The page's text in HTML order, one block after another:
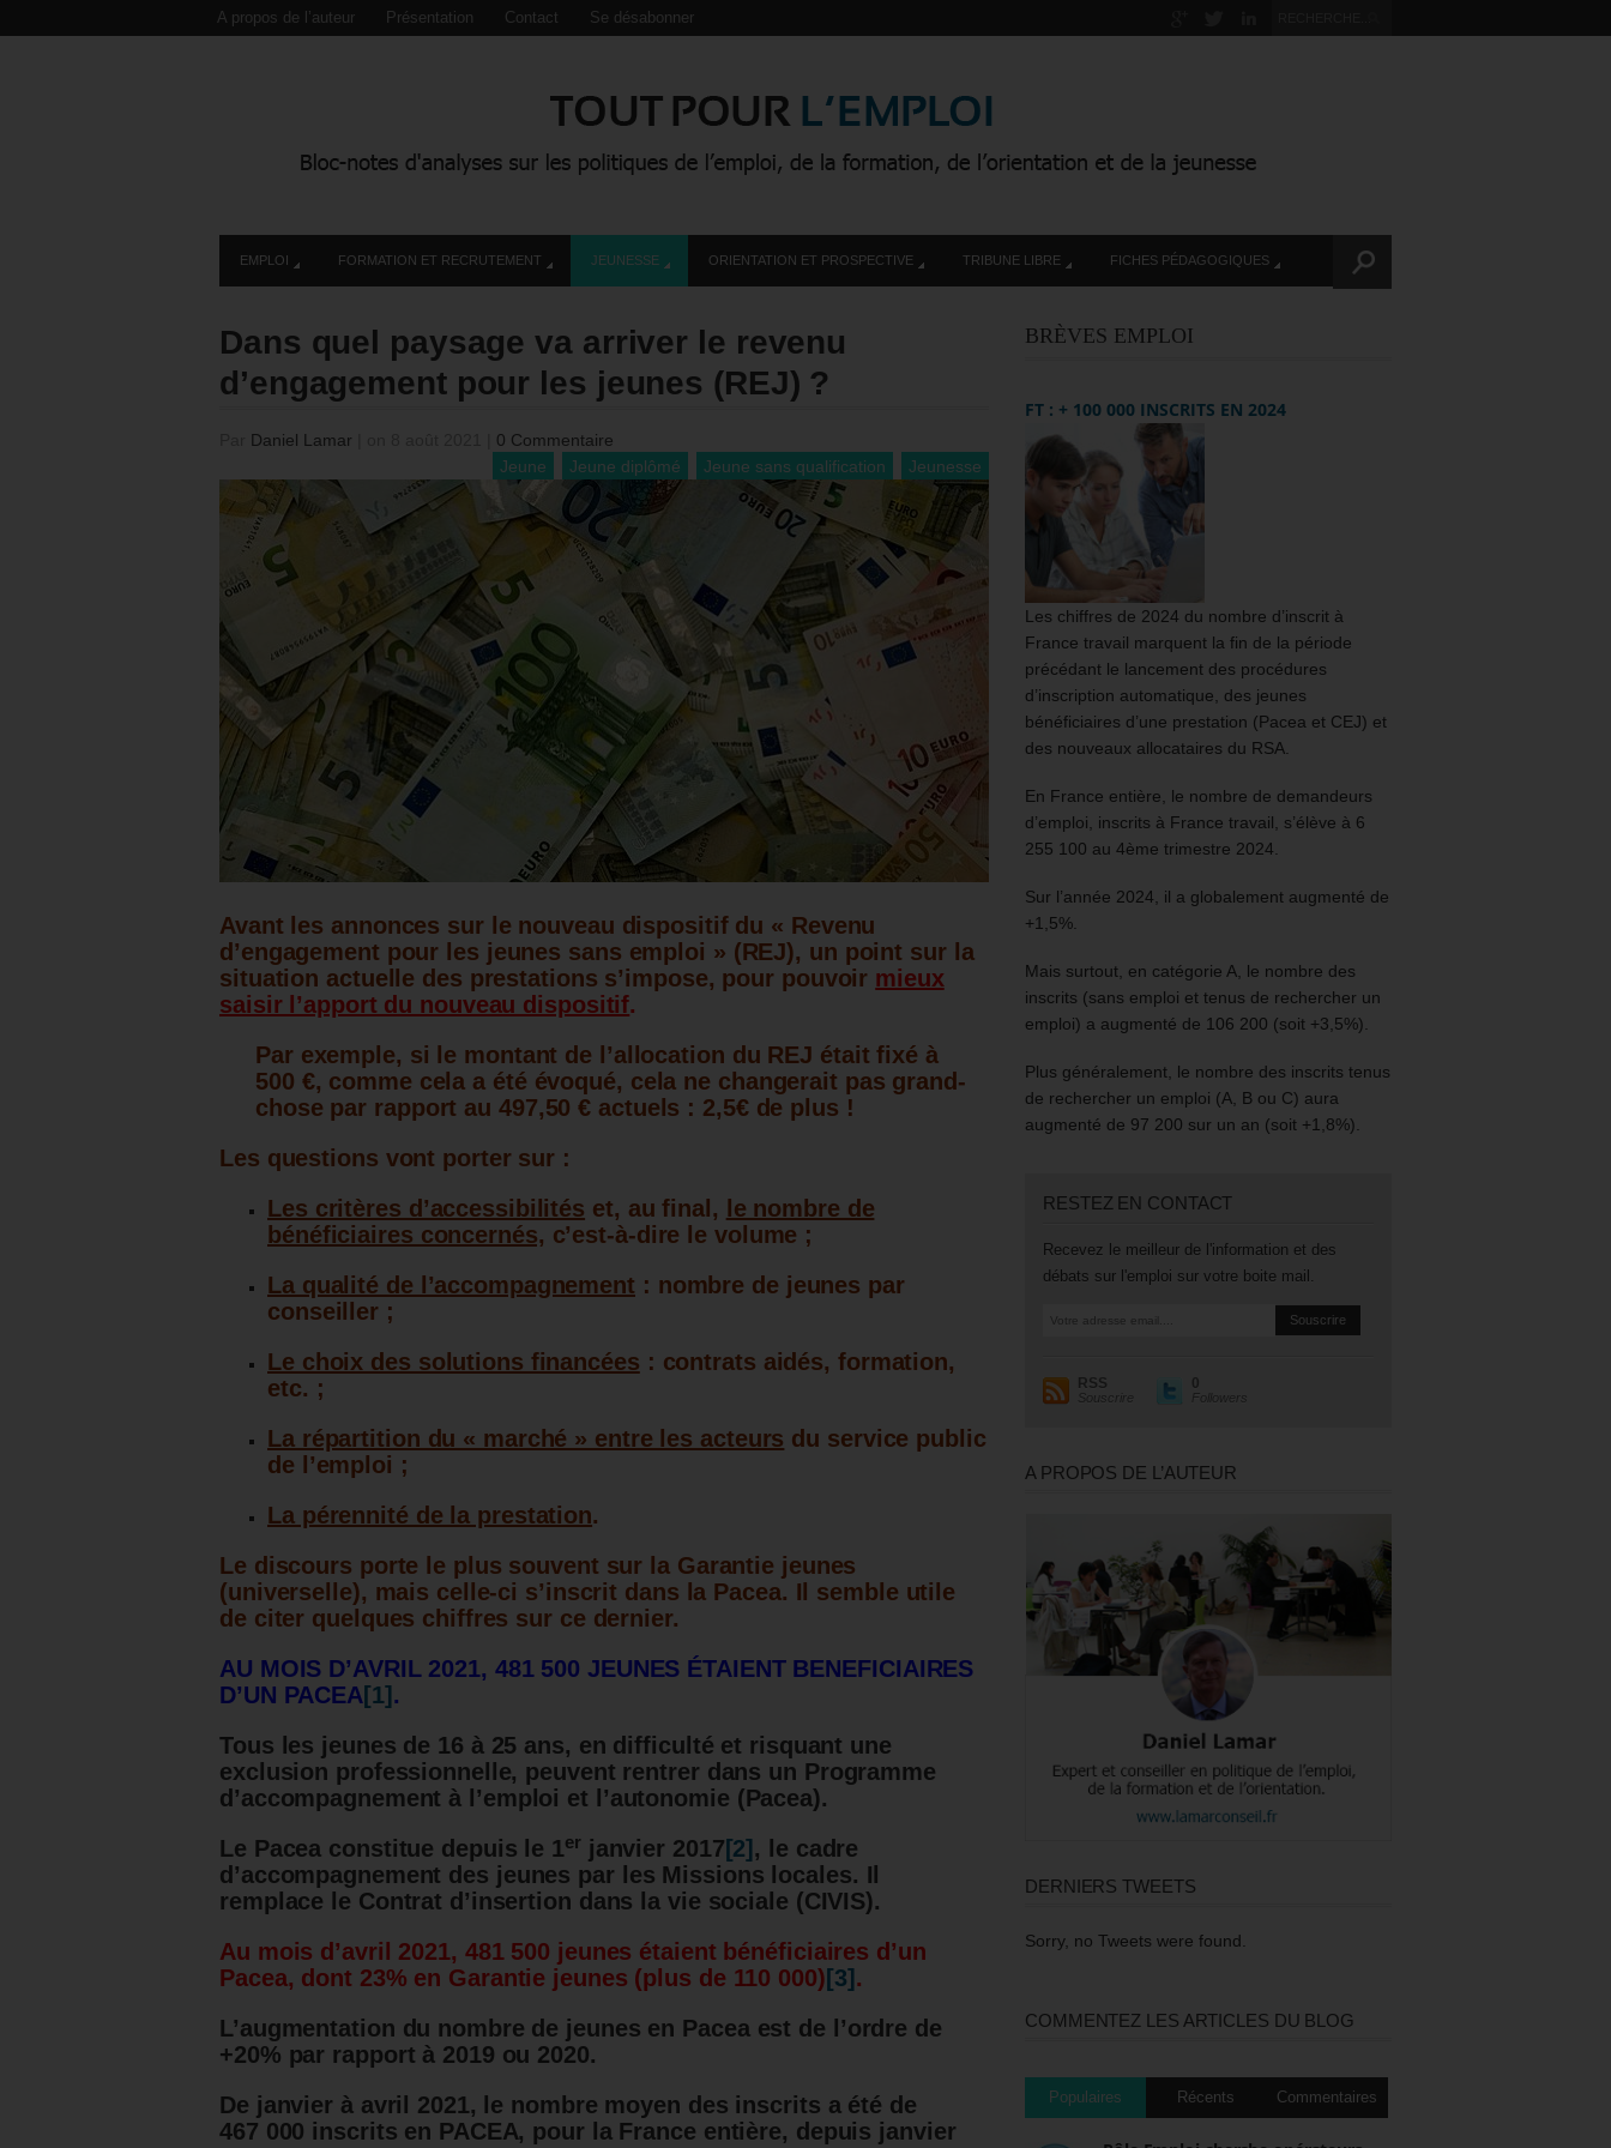
A propos de l’auteur Présentation Contact Se désabonner
EMPLOI FORMATION ET RECRUTEMENT JEUNESSE ORIENTATION ET PROSPECTIVE TRIBUNE LIBRE FICHES PÉDAGOGIQUES
Dans quel paysage va arriver le revenu
d’engagement pour les jeunes (REJ) ?
Daniel Lamar
0 Commentaire
Jeune
Jeune diplômé Jeune sans qualification Jeunesse
Avant les annonces sur le nouveau dispositif du « Revenu
d’engagement pour les jeunes sans emploi » (REJ), un point sur la
situation actuelle des prestations s’impose, pour pouvoir mieux
saisir l’apport du nouveau dispositif.
Par exemple, si le montant de l’allocation du REJ était fixé à
500 €, comme cela a été évoqué, cela ne changerait pas grand-
chose par rapport au 497,50 € actuels : 2,5€ de plus !
Les questions vont porter sur :
Les critères d’accessibilités et, au final,
le nombre de
bénéficiaires concernés, c’est-à-dire le volume ;
La qualité de l’accompagnement : nombre de jeunes par
conseiller ;
Le choix des solutions financées : contrats aidés, formation,
etc. ;
La répartition du « marché » entre les acteurs du service public
de l’emploi ;
La pérennité de la prestation.
Le discours porte le plus souvent sur la Garantie jeunes
(universelle), mais celle-ci s’inscrit dans la Pacea. Il semble utile
de citer quelques chiffres sur ce dernier.
AU MOIS D’AVRIL 2021, 481 500 JEUNES ÉTAIENT BENEFICIAIRES
D’UN PACEA [1] .
Tous les jeunes de 16 à 25 ans, en difficulté et risquant une
exclusion professionnelle, peuvent rentrer dans un Programme
d’accompagnement à l’emploi et l’autonomie (Pacea).
Le Pacea constitue depuis le 1erjanvier 2017 [2] , le cadre
d’accompagnement des jeunes par les Missions locales. Il
remplace le Contrat d’insertion dans la vie sociale (CIVIS).
Au mois d’avril 2021, 481 500 jeunes étaient bénéficiaires d’un
Pacea, dont 23% en Garantie jeunes (plus de 110 000) [3] .
L’augmentation du nombre de jeunes en Pacea est de l’ordre de
+20% par rapport à 2019 ou 2020.
De janvier à avril 2021, le nombre moyen des inscrits a été de
467 000 inscrits en PACEA, pour la France entière, depuis janvier
BRÈVES EMPLOI
FT : + 100 000 INSCRITS EN 2024
Les chiffres de 2024 du nombre d’inscrit à
France travail marquent la fin de la période
précédant le lancement des procédures
d’inscription automatique, des jeunes
bénéficiaires d’une prestation (Pacea et CEJ) et
des nouveaux allocataires du RSA.
En France entière, le nombre de demandeurs
d’emploi, inscrits à France travail, s’élève à 6
255 100 au 4ème trimestre 2024.
Sur l’année 2024, il a globalement augmenté de
+1,5%.
Mais surtout, en catégorie A, le nombre des
inscrits (sans emploi et tenus de rechercher un
emploi) a augmenté de 106 200 (soit +3,5%).
Plus généralement, le nombre des inscrits tenus
de rechercher un emploi (A, B ou C) aura
augmenté de 97 200 sur un an (soit +1,8%).
RESTEZ EN CONTACT
Recevez le meilleur de l'information et des
débats sur l'emploi sur votre boite mail.
RSS
Souscrire
0
Followers
A PROPOS DE L’AUTEUR
DERNIERS TWEETS
Sorry, no Tweets were found.
COMMENTEZ LES ARTICLES DU BLOG
Populaires Récents Commentaires